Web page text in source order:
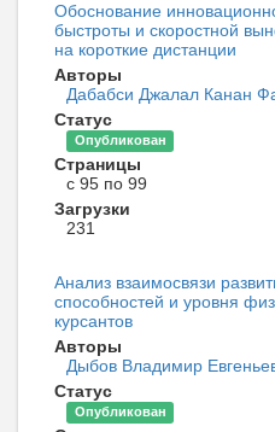
Обоснование
быстроты и скоростной
на короткие дистанции
Авторы
Дабабси Джалал Канан
Статус
Опубликован
Страницы
с 95 по 99
Загрузки
231
Анализ взаимосвязи
способностей и уровня
курсантов
Авторы
Дыбов Владимир
Статус
Опубликован